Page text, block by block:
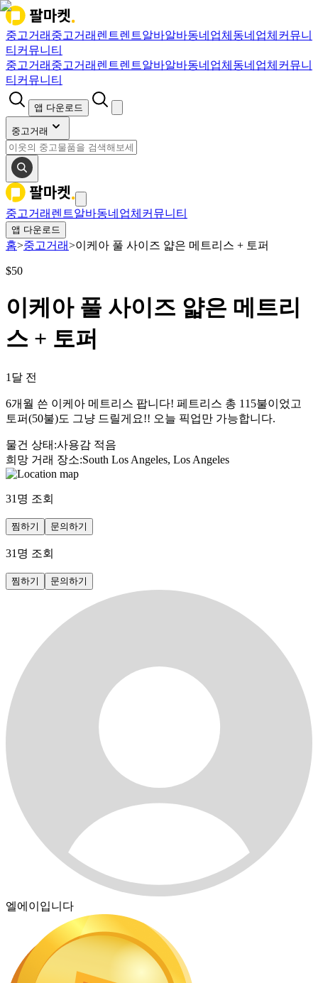
중고거래 중고거래 렌트렌트알바알바동네업체 동네업체 커뮤니
티 커뮤니티
중고거래 중고거래 렌트렌트알바알바동네업체 동네업체 커뮤니
티 커뮤니티
앱 다운로드
중고거래
중고거래 렌트알바동네업체 커뮤니티
앱 다운로드
홈>중고거래>이케아 풀 사이즈 얇은 메트리스 + 토퍼
$50
이케아 풀 사이즈 얇은 메트리
스 + 토퍼
1달 전
6개월 쓴 이케아 메트리스 팝니다! 페트리스 총 115불이었고
토퍼(50불)도 그냥 드릴게요!! 오늘 픽업만 가능합니다.
물건 상태 :사용감 적음
희망 거래 장소:South Los Angeles, Los Angeles
31 명 조회
찜하기 문의하기
31 명 조회
찜하기 문의하기
엘에이입니다